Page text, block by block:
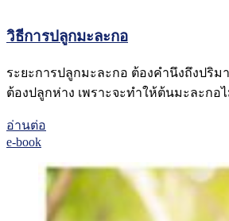
วิธีการปลูกมะละกอ
ระยะการปลูกมะละกอ ต้องคำนึงถึงปริ
ต้องปลูกห่าง เพราะจะทำให้ต้นมะละกอ
อ่านต่อ
e-book